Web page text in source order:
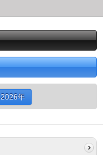
2026年